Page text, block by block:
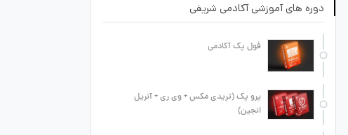
دوره های آموزشی آکادمی شریفی
فول پک آکادمی
پرو پک (تریدی مکس + وی ری + آنریل
انجین)